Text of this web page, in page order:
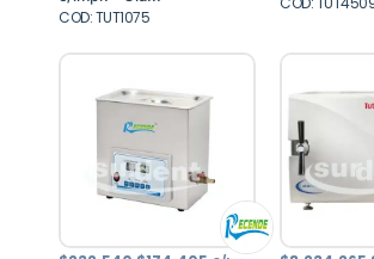
COD: TUT1075